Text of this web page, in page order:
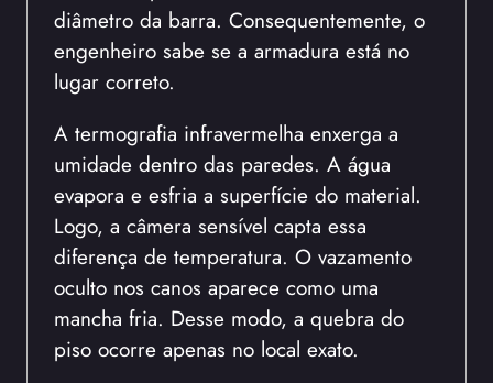
diâmetro da barra. Consequentemente, o
engenheiro sabe se a armadura está no
lugar correto.
A termografia infravermelha enxerga a
umidade dentro das paredes. A água
evapora e esfria a superfície do material.
Logo, a câmera sensível capta essa
diferença de temperatura. O vazamento
oculto nos canos aparece como uma
mancha fria. Desse modo, a quebra do
piso ocorre apenas no local exato.